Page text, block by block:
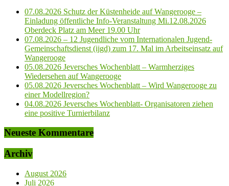
07.08.2026 Schutz der Küstenheide auf Wangerooge –
Einladung öffentliche Info-Veranstaltung Mi.12.08.2026
Oberdeck Platz am Meer 19.00 Uhr
07.08.2026 – 12 Jugendliche vom Internationalen Jugend-
Gemeinschaftsdienst (ijgd) zum 17. Mal im Arbeitseinsatz auf
Wangerooge
05.08.2026 Jeversches Wochenblatt – Warmherziges
Wiedersehen auf Wangerooge
05.08.2026 Jeversches Wochenblatt – Wird Wangerooge zu
einer Modellregion?
04.08.2026 Jeversches Wochenblatt- Organisatoren ziehen
eine positive Turnierbilanz
Neueste Kommentare
Archiv
August 2026
Juli 2026